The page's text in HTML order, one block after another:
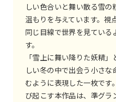
しい色合いと舞い散る雪
温もりを与えています。視
同じ目線で世界を見ている
す。
「雪上に舞い降りた妖精
しい冬の中で出会う小さ
むように表現した一枚で
び起こす本作品は、準グ